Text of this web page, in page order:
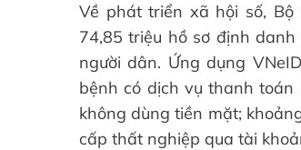
Về phát triển xã hội số,
74,85 triệu hồ sơ định
người dân. Ứng dụng
bệnh có dịch vụ thanh
không dùng tiền mặt;
cấp thất nghiệp qua tài